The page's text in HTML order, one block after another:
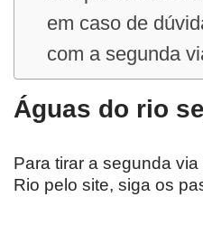
em caso de
com a segunda
Águas do rio
Para tirar a segunda
Rio pelo site, siga os